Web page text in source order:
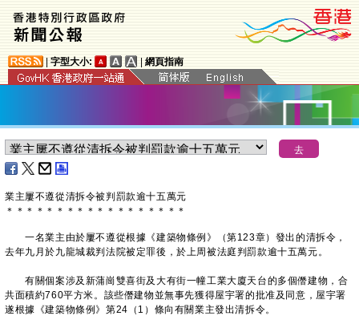
字型大小: 網頁指南
業主屢不遵從清拆令被判罰款逾十五萬元
＊ ＊ ＊ ＊ ＊ ＊ ＊ ＊ ＊ ＊ ＊ ＊ ＊ ＊ ＊ ＊ ＊ ＊
一名業主由於屢不遵從根據《建築物條例》（第123章）發出的清拆令，
去年九月於九龍城裁判法院被定罪後，於上周被法庭判罰款逾十五萬元。
有關個案涉及新蒲崗雙喜街及大有街一幢工業大廈天台的多個僭建物，合
共面積約760平方米。該些僭建物並無事先獲得屋宇署的批准及同意，屋宇署
遂根據《建築物條例》第24（1）條向有關業主發出清拆令。